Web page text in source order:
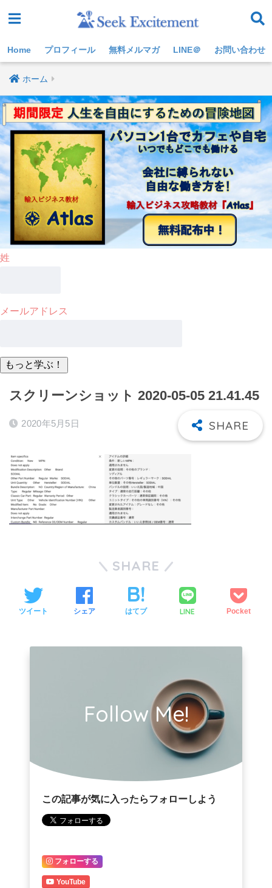
Home プロフィール 無料メルマガ LINE＠ お問い合わせ
ホーム
姓
メールアドレス
スクリーンショット 2020-05-05 21.41.45
2020年5月5日
SHARE
ツイート シェア はてブ LINE Pocket
Follow Me!
この記事が気に入ったらフォローしよう
フォローする
YouTube